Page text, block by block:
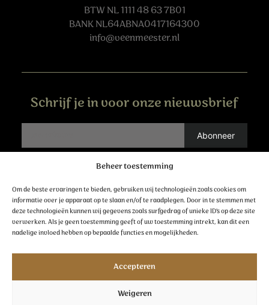
Beheer toestemming
Om de beste ervaringen te bieden, gebruiken wij technologieën zoals cookies om
informatie over je apparaat op te slaan en/of te raadplegen. Door in te stemmen met
deze technologieën kunnen wij gegevens zoals surfgedrag of unieke ID's op deze site
verwerken. Als je geen toestemming geeft of uw toestemming intrekt, kan dit een
nadelige invloed hebben op bepaalde functies en mogelijkheden.
Accepteren
Weigeren
BTW NL 1111 48 63 7B01
BANK NL64ABNA0417164300
info@veenmeester.nl
Schrijf je in voor onze nieuwsbrief
Volg ons